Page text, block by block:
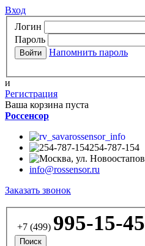
Вход
Логин
Пароль
Напомнить пароль
и
Регистрация
Ваша корзина пуста
Россенсор
rossensor_info
254-787-154
info@rossensor.ru
Заказать звонок
+7 (499) 995-15-45